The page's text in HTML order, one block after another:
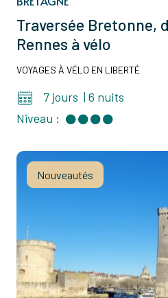
Traversée Bretonne,
Rennes à vélo
VOYAGES À VÉLO EN LIBERTÉ
7 jours | 6 nuits
Niveau :
Nouveautés